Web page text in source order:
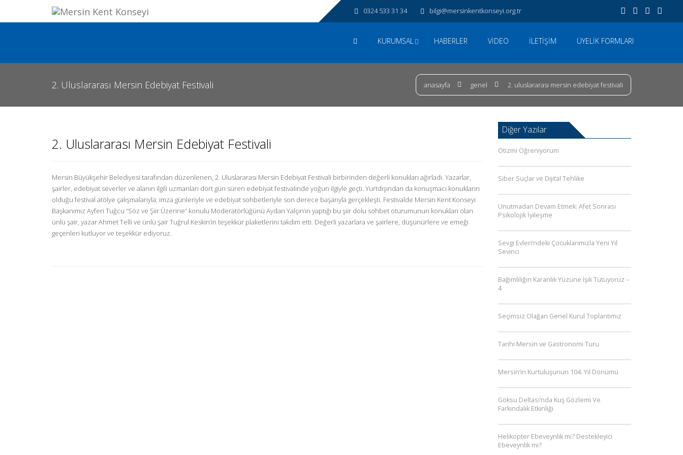
0324 533 31 34 bilgi@mersinkentkonseyi.org.tr
KURUMSAL HABERLER VIDEO İLETIŞIM ÜYELIK FORMLARI
2. Uluslararası Mersin Edebiyat Festivali anasayfa genel 2. uluslararası mersin edebiyat festivali
2. Uluslararası Mersin Edebiyat Festivali
Mersin Büyükşehir Belediyesi tarafından düzenlenen, 2. Uluslararası Mersin Edebiyat Festivali birbirinden değerli konukları ağırladı. Yazarlar,
şairler, edebiyat severler ve alanın ilgili uzmanları dört gün süren edebiyat festivalinde yoğun ilgiyle geçti. Yurtdışından da konuşmacı konukların
olduğu festival atölye çalışmalarıyla, imza günleriyle ve edebiyat sohbetleriyle son derece başarıyla gerçekleşti. Festivalde Mersin Kent Konseyi
Başkanımız Ayferi Tuğcu “Söz ve Şiir Üzerine” konulu Moderatörlüğünü Aydan Yalçın’ın yaptığı bu şiir dolu sohbet oturumunun konukları olan
ünlü şair, yazar Ahmet Telli ve ünlü şair Tuğrul Keskin’in teşekkür plaketlerini takdim etti. Değerli yazarlara ve şairlere, düşünürlere ve emeği
geçenleri kutluyor ve teşekkür ediyoruz.
Diğer Yazılar
Otizmi Öğreniyorum
Siber Suçlar ve Dijital Tehlike
Unutmadan Devam Etmek: Afet Sonrası
Psikolojik İyileşme
Sevgi Evleri’ndeki Çocuklarımızla Yeni Yıl
Sevinci
Bağımlılığın Karanlık Yüzüne Işık Tutuyoruz –
4
Seçimsiz Olağan Genel Kurul Toplantımız
Tarihi Mersin ve Gastronomi Turu
Mersin’in Kurtuluşunun 104. Yıl Dönümü
Göksu Deltası’nda Kuş Gözlemi Ve
Farkındalık Etkinliği
Helikopter Ebeveynlik mi? Destekleyici
Ebeveynlik mi?